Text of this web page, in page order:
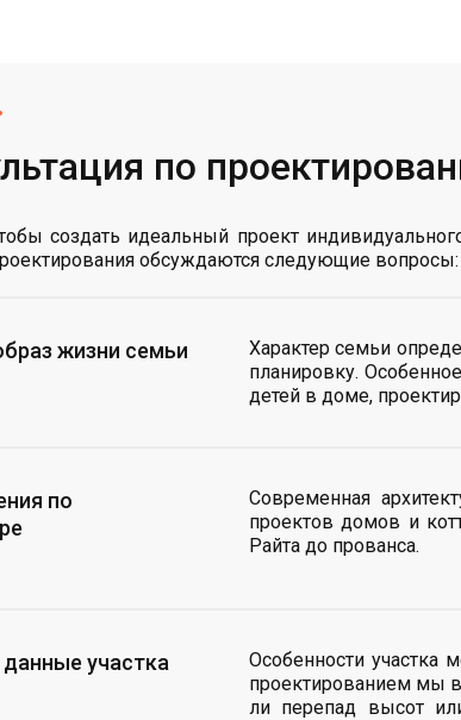
по
создать идеальный проект
обсуждаются следующие вопросы:
жизни семьи
Характер семьи
планировку.
детей в доме,
по
Современная
проектов домов и
Райта до прованса.
участка
Особенности участка
проектированием мы
ли перепад высот